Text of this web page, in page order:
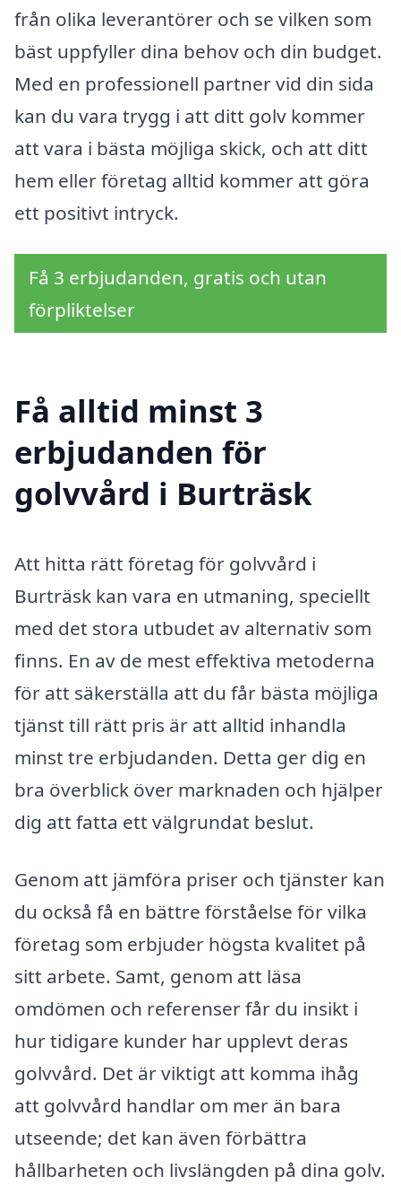
från olika leverantörer och se vilken som
bäst uppfyller dina behov och din budget.
Med en professionell partner vid din sida
kan du vara trygg i att ditt golv kommer
att vara i bästa möjliga skick, och att ditt
hem eller företag alltid kommer att göra
ett positivt intryck.
Få 3 erbjudanden, gratis och utan
förpliktelser
Få alltid minst 3
erbjudanden för
golvvård i Burträsk
Att hitta rätt företag för golvvård i
Burträsk kan vara en utmaning, speciellt
med det stora utbudet av alternativ som
finns. En av de mest effektiva metoderna
för att säkerställa att du får bästa möjliga
tjänst till rätt pris är att alltid inhandla
minst tre erbjudanden. Detta ger dig en
bra överblick över marknaden och hjälper
dig att fatta ett välgrundat beslut.
Genom att jämföra priser och tjänster kan
du också få en bättre förståelse för vilka
företag som erbjuder högsta kvalitet på
sitt arbete. Samt, genom att läsa
omdömen och referenser får du insikt i
hur tidigare kunder har upplevt deras
golvvård. Det är viktigt att komma ihåg
att golvvård handlar om mer än bara
utseende; det kan även förbättra
hållbarheten och livslängden på dina golv.